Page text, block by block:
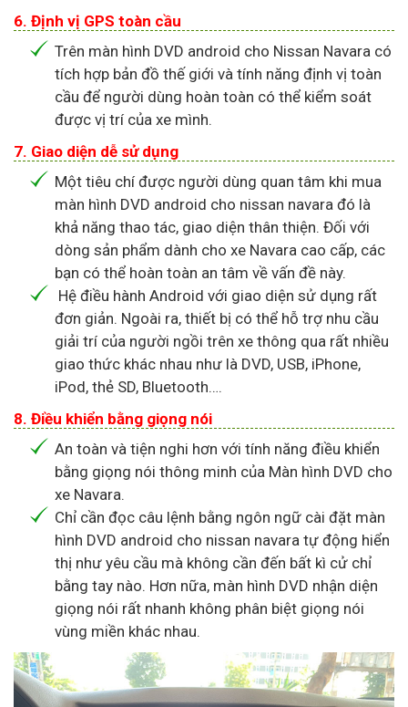
6. Định vị GPS toàn cầu
Trên màn hình DVD android cho Nissan Navara có
tích hợp bản đồ thế giới và tính năng định vị toàn
cầu để người dùng hoàn toàn có thể kiểm soát
được vị trí của xe mình.
7. Giao diện dễ sử dụng
Một tiêu chí được người dùng quan tâm khi mua
màn hình DVD android cho nissan navara đó là
khả năng thao tác, giao diện thân thiện. Đối với
dòng sản phẩm dành cho xe Navara cao cấp, các
bạn có thể hoàn toàn an tâm về vấn đề này.
Hệ điều hành Android với giao diện sử dụng rất
đơn giản. Ngoài ra, thiết bị có thể hỗ trợ nhu cầu
giải trí của người ngồi trên xe thông qua rất nhiều
giao thức khác nhau như là DVD, USB, iPhone,
iPod, thẻ SD, Bluetooth….
8. Điều khiển bằng giọng nói
An toàn và tiện nghi hơn với tính năng điều khiển
bằng giọng nói thông minh của Màn hình DVD cho
xe Navara.
Chỉ cần đọc câu lệnh bằng ngôn ngữ cài đặt màn
hình DVD android cho nissan navara tự động hiển
thị như yêu cầu mà không cần đến bất kì cử chỉ
bằng tay nào. Hơn nữa, màn hình DVD nhận diện
giọng nói rất nhanh không phân biệt giọng nói
vùng miền khác nhau.